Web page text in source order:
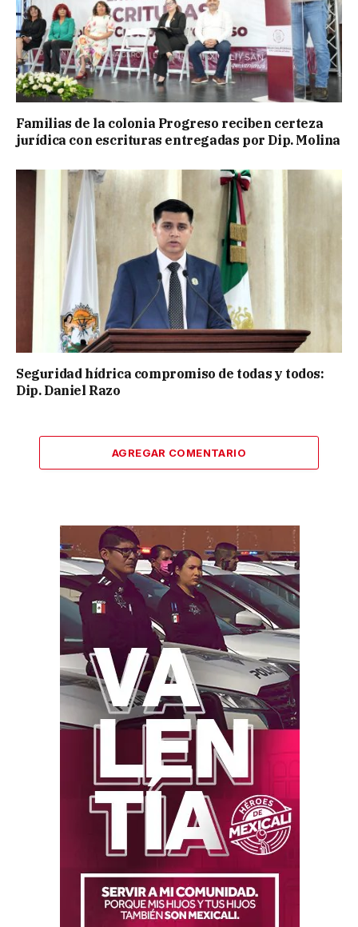
Familias de la colonia Progreso reciben certeza
jurídica con escrituras entregadas por Dip. Molina
Seguridad hídrica compromiso de todas y todos:
Dip. Daniel Razo
AGREGAR COMENTARIO